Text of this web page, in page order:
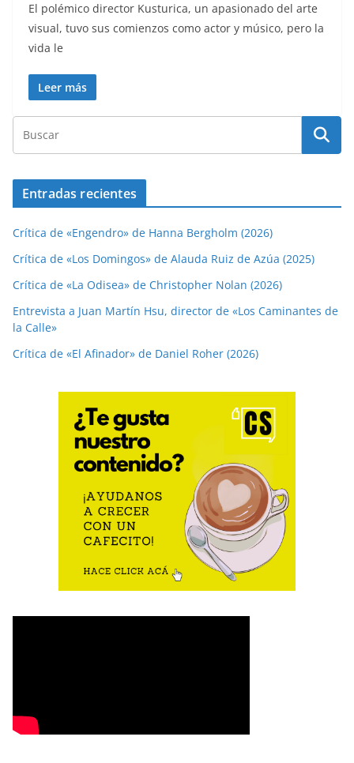
El polémico director Kusturica, un apasionado del arte
visual, tuvo sus comienzos como actor y músico, pero la
vida le
Leer más
Entradas recientes
Crítica de «Engendro» de Hanna Bergholm (2026)
Crítica de «Los Domingos» de Alauda Ruiz de Azúa (2025)
Crítica de «La Odisea» de Christopher Nolan (2026)
Entrevista a Juan Martín Hsu, director de «Los Caminantes de
la Calle»
Crítica de «El Afinador» de Daniel Roher (2026)